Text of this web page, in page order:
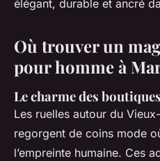
élégant, durable et ancré
Où trouver un
pour homme à
Le charme des
Les ruelles autour du
regorgent de coins mode
l’empreinte humaine. Ces